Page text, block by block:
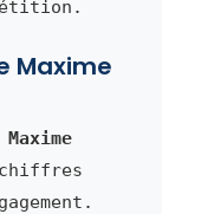
Maxime
Maxime